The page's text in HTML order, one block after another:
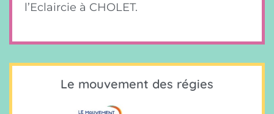
l’Eclaircie à CHOLET.
Le mouvement des régies